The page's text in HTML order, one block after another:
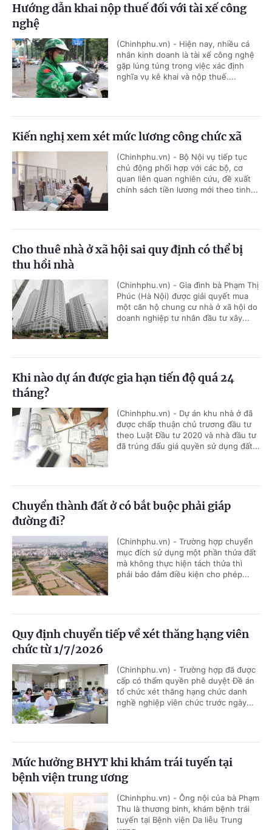
Hướng dẫn khai nộp thuế đối với tài xế công
nghệ
(Chinhphu.vn) - Hiện nay, nhiều cá
nhân kinh doanh là tài xế công nghệ
gặp lúng túng trong việc xác định
nghĩa vụ kê khai và nộp thuế....
Kiến nghị xem xét mức lương công chức xã
(Chinhphu.vn) - Bộ Nội vụ tiếp tục
chủ động phối hợp với các bộ, cơ
quan liên quan nghiên cứu, đề xuất
chính sách tiền lương mới theo tinh...
Cho thuê nhà ở xã hội sai quy định có thể bị
thu hồi nhà
(Chinhphu.vn) - Gia đình bà Phạm Thị
Phúc (Hà Nội) được giải quyết mua
một căn hộ chung cư nhà ở xã hội do
doanh nghiệp tư nhân đầu tư xây...
Khi nào dự án được gia hạn tiến độ quá 24
tháng?
(Chinhphu.vn) - Dự án khu nhà ở đã
được chấp thuận chủ trương đầu tư
theo Luật Đầu tư 2020 và nhà đầu tư
đã trúng đấu giá quyền sử dụng đất...
Chuyển thành đất ở có bắt buộc phải giáp
đường đi?
(Chinhphu.vn) - Trường hợp chuyển
mục đích sử dụng một phần thửa đất
mà không thực hiện tách thửa thì
phải bảo đảm điều kiện cho phép...
Quy định chuyển tiếp về xét thăng hạng viên
chức từ 1/7/2026
(Chinhphu.vn) - Trường hợp đã được
cấp có thẩm quyền phê duyệt Đề án
tổ chức xét thăng hạng chức danh
nghề nghiệp viên chức trước ngày...
Mức hưởng BHYT khi khám trái tuyến tại
bệnh viện trung ương
(Chinhphu.vn) - Ông nội của bà Phạm
Thu là thương binh, khám bệnh trái
tuyến tại Bệnh viện Da liễu Trung